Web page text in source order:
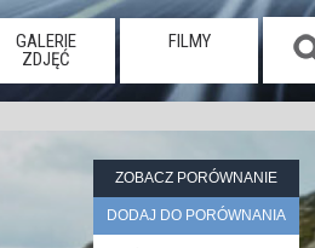
GALERIE
ZDJĘĆ
FILMY
ZOBACZ PORÓWNANIE
DODAJ DO PORÓWNANIA